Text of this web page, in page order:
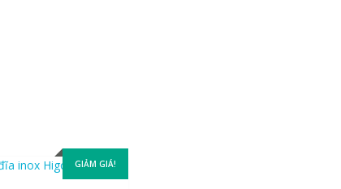
GIẢM GIÁ!